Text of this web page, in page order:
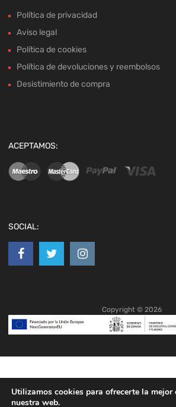
Política de privacidad
Aviso legal
Política de cookies
Política de devoluciones y reembolsos
Desistimiento de compra
ACEPTAMOS:
SOCIAL:
Copyright © 2026
Utilizamos cookies para ofrecerte la mejor
nuestra web.